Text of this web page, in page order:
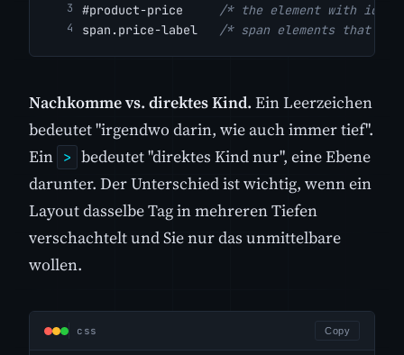
#product-price /* the element with id
span.price-label /* span elements that
Nachkomme vs. direktes Kind. Ein Leerzeichen
bedeutet "irgendwo darin, wie auch immer tief".
Ein > bedeutet "direktes Kind nur", eine Ebene
darunter. Der Unterschied ist wichtig, wenn ein
Layout dasselbe Tag in mehreren Tiefen
verschachtelt und Sie nur das unmittelbare
wollen.
css Copy